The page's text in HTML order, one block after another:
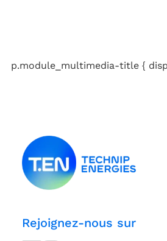
p.module_multimedia-title {
Rejoignez-nous sur